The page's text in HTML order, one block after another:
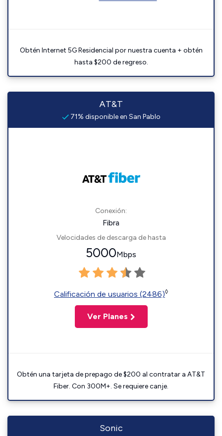
Obtén Internet 5G Residencial por nuestra cuenta + obtén
hasta $200 de regreso.
AT&T
71% disponible en San Pablo
Conexión:
Fibra
Velocidades de descarga de hasta
5000Mbps
Calificación de usuarios (2486)◊
Ver Planes
Obtén una tarjeta de prepago de $200 al contratar a AT&T
Fiber. Con 300M+. Se requiere canje.
Sonic